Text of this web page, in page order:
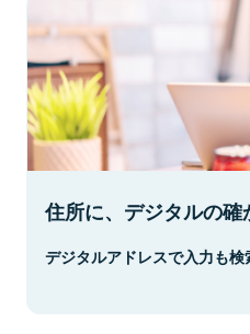
住所に、デジタルの確
デジタルアドレスで入力も検